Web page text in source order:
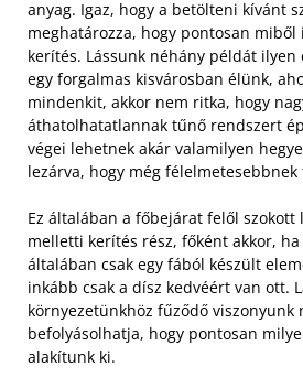
anyag. Igaz, hogy a betölteni kívánt
meghatározza, hogy pontosan
kerítés. Lássunk néhány példát ilyen
egy forgalmas kisvárosban élünk,
mindenkit, akkor nem ritka, hogy
áthatolhatatlannak tűnő rendszert
végei lehetnek akár valamilyen
lezárva, hogy még
Ez általában a főbejárat felől szokott
melletti kerítés rész, főként akkor,
általában csak egy fából készült
inkább csak a dísz kedvéért van ott.
környezetünkhöz fűződő viszonyunk
befolyásolhatja, hogy pontosan
alakítunk ki.